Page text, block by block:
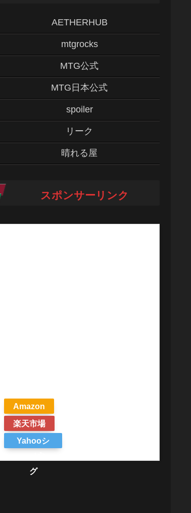
AETHERHUB
mtgrocks
MTG公式
MTG日本公式
spoiler
リーク
晴れる屋
スポンサーリンク
Amazon
楽天市場
Yahooシ
グ